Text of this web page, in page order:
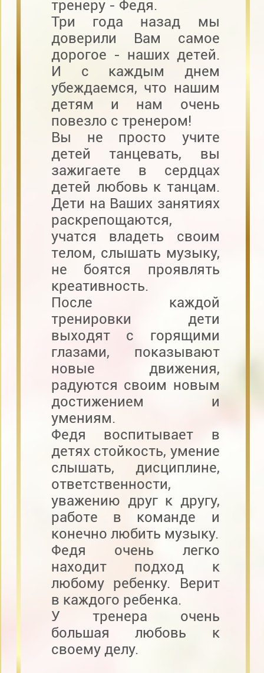
тренеру - Федя.
Три года назад мы
доверили Вам самое
дорогое - наших детей.
И с каждым днем
убеждаемся, что нашим
детям и нам очень
повезло с тренером!
Вы не просто учите
детей танцевать, вы
зажигаете в сердцах
детей любовь к танцам.
Дети на Ваших занятиях
раскрепощаются,
учатся владеть своим
телом, слышать музыку,
не боятся проявлять
креативность.
После каждой
тренировки дети
выходят с горящими
глазами, показывают
новые движения,
радуются своим новым
достижением и
умениям.
Федя воспитывает в
детях стойкость, умение
слышать, дисциплине,
ответственности,
уважению друг к другу,
работе в команде и
конечно любить музыку.
Федя очень легко
находит подход к
любому ребенку. Верит
в каждого ребенка.
У тренера очень
большая любовь к
своему делу.